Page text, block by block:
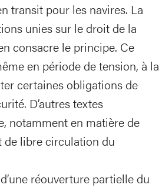
transit pour les navires. La
unies sur le droit de la
consacre le principe. Ce
en période de tension, à la
certaines obligations de
D’autres textes
notamment en matière de
libre circulation du
d’une réouverture partielle du